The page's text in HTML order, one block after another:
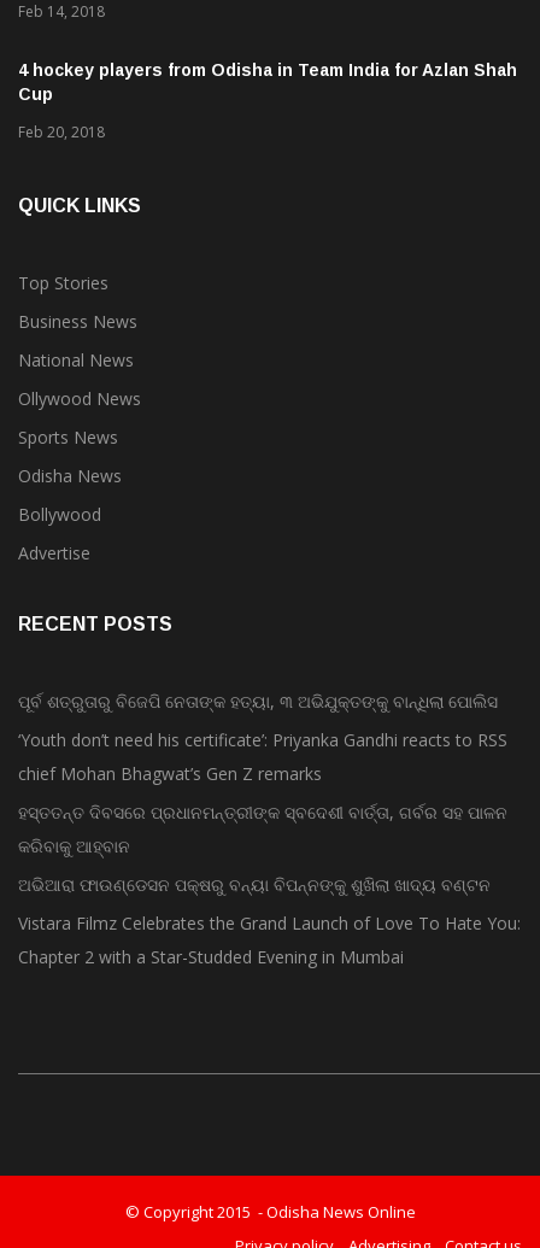
Feb 14, 2018
4 hockey players from Odisha in Team India for Azlan Shah
Cup
Feb 20, 2018
QUICK LINKS
Top Stories
Business News
National News
Ollywood News
Sports News
Odisha News
Bollywood
Advertise
RECENT POSTS
ପୂର୍ବ ଶତ୍ରୁତାରୁ ବିଜେପି ନେତାଙ୍କ ହତ୍ୟା, ୩ ଅଭିଯୁକ୍ତଙ୍କୁ ବାନ୍ଧିଲା ପୋଲିସ
‘Youth don’t need his certificate’: Priyanka Gandhi reacts to RSS
chief Mohan Bhagwat’s Gen Z remarks
ହସ୍ତତନ୍ତ ଦିବସରେ ପ୍ରଧାନମନ୍ତ୍ରୀଙ୍କ ସ୍ବଦେଶୀ ବାର୍ତ୍ତା, ଗର୍ବର ସହ ପାଳନ
କରିବାକୁ ଆହ୍ବାନ
ଅଭିଆରା ଫାଉଣ୍ଡେସନ ପକ୍ଷରୁ ବନ୍ୟା ବିପନ୍ନଙ୍କୁ ଶୁଖିଲା ଖାଦ୍ୟ ବଣ୍ଟନ
Vistara Filmz Celebrates the Grand Launch of Love To Hate You:
Chapter 2 with a Star-Studded Evening in Mumbai
© Copyright 2015 - Odisha News Online